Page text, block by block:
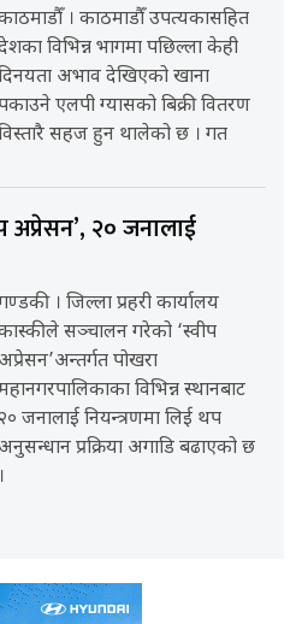
। काठमाडौँ उपत्यकासहित
विभिन्न भागमा पछिल्ला केही
अभाव देखिएको खाना
एलपी ग्यासको बिक्री वितरण
सहज हुन थालेको छ । गत
अप्रेसन’, २० जनालाई
। जिल्ला प्रहरी कार्यालय
सञ्चालन गरेको ‘स्वीप
अप्रेसन’अन्तर्गत पोखरा
विभिन्न स्थानबाट
२० जनालाई नियन्त्रणमा लिई थप
अनुसन्धान प्रक्रिया अगाडि बढाएको छ
।